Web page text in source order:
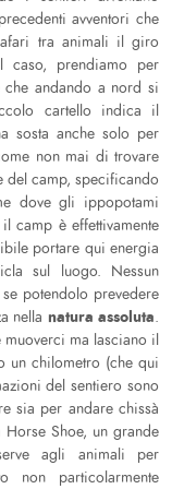
avventori che
tra animali il giro
caso, prendiamo per
andando a nord si
cartello indica il
sosta anche solo per
non mai di trovare
del camp, specificando
dove gli ippopotami
camp è effettivamente
portare qui energia
sul luogo. Nessun
potendolo prevedere
nella natura assoluta.
ma lasciano il
un chilometro (che qui
del sentiero sono
sia per andare chissà
Shoe, un grande
agli animali per
non particolarmente